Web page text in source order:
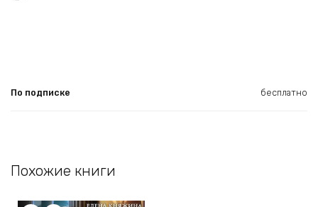
По подписке бесплатно
Похожие книги